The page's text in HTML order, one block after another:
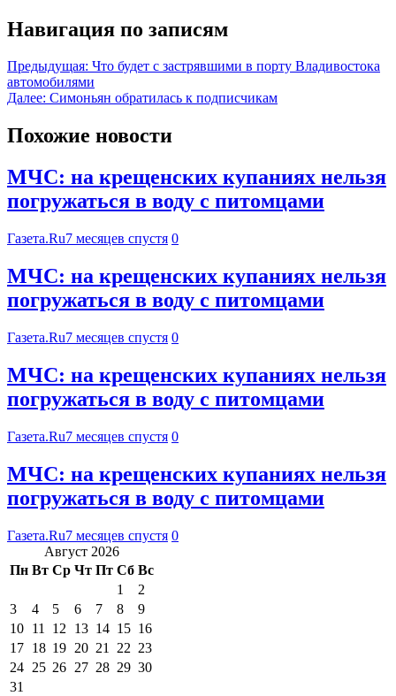
Навигация по записям
Предыдущая: Что будет с застрявшими в порту Владивостока
автомобилями
Далее: Симоньян обратилась к подписчикам
Похожие новости
МЧС: на крещенских купаниях нельзя
погружаться в воду с питомцами
Газета.Ru7 месяцев спустя 0
МЧС: на крещенских купаниях нельзя
погружаться в воду с питомцами
Газета.Ru7 месяцев спустя 0
МЧС: на крещенских купаниях нельзя
погружаться в воду с питомцами
Газета.Ru7 месяцев спустя 0
МЧС: на крещенских купаниях нельзя
погружаться в воду с питомцами
Газета.Ru7 месяцев спустя 0
Август 2026
Пн Вт Ср Чт Пт Сб Вс
1
2
3
4 5 6 7 8
9
10 11 12 13 14 15 16
17 18 19 20 21 22 23
24 25 26 27 28 29 30
31